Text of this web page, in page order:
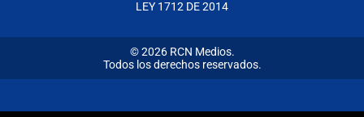
LEY 1712 DE 2014
© 2026 RCN Medios.
Todos los derechos reservados.